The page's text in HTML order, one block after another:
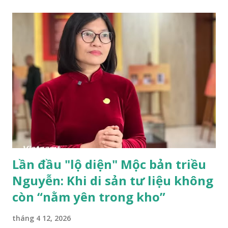
cầu mưa thuận gió hòa, mùa màng tươi tốt. Qua thời gian,
Hát Xoan phát triển thành nghệ thuật tổng hợp gồm hát,
múa và nhạc với ba chặng chính: hát nghi lễ, hát quả cách và
hát hội giao duyên. Giá trị của Hát Xoan nằm ở sự mộc mạc
mà trang nghiêm, phản ánh sinh hoạt nông nghiệp lúa nước
và tinh thần tôn kính tổ tiên của người Việt cổ. Từng đối mặt
nguy cơ mai một, di sản này đã được phục hồi mạnh mẽ nhờ
nỗ lực của cộng đồng và địa phương. Trong hành trình khám
phá di sản do Ti...
Lần đầu "lộ diện" Mộc bản triều
Nguyễn: Khi di sản tư liệu không
còn “nằm yên trong kho”
tháng 4 12, 2026